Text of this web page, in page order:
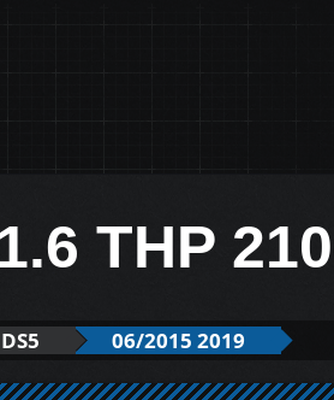
THP
DS5 06/2015 2019